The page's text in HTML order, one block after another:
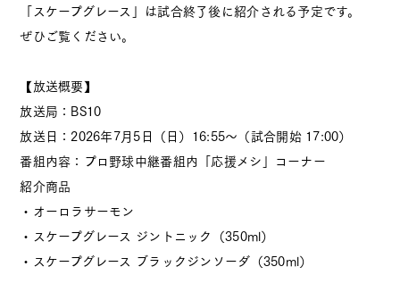
ブルーベリー
公式
「スケープグレース」は試合終了後に紹介される予定です。
ぜひご覧ください。
【放送概要】
放送局：BS10
放送日：2026年7月5日（日）16:55～（試合開始 17:00）
番組内容：プロ野球中継番組内「応援メシ」コーナー
紹介商品
・オーロラサーモン
・スケープグレース ジントニック（350ml）
・スケープグレース ブラックジンソーダ（350ml）